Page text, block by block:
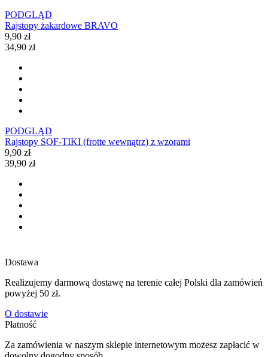
PODGLĄD
Rajstopy żakardowe BRAVO
9,90 zł
34,90 zł
PODGLĄD
Rajstopy SOF-TIKI (frotte wewnątrz) z wzorami
9,90 zł
39,90 zł
Dostawa
Realizujemy darmową dostawę na terenie całej Polski dla zamówień
powyżej 50 zł.
O dostawie
Płatność
Za zamówienia w naszym sklepie internetowym możesz zapłacić w